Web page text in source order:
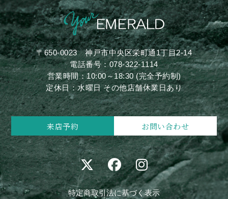
〒650-0023神戸市中央区栄町通1丁目2-14
電話番号：078-322-1114
営業時間：10:00～18:30 (完全予約制)
定休日：水曜日 その他店舗休業日あり
来店予約 お問い合わせ
特定商取引法に基づく表示